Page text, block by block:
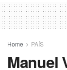
Home PAÍS
Manuel